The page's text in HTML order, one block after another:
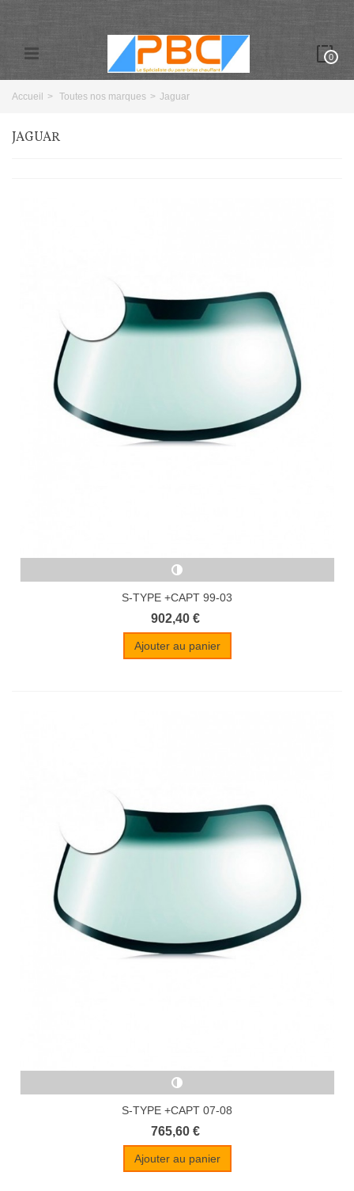
0
Accueil > Toutes nos marques > Jaguar
JAGUAR
S-TYPE +CAPT 99-03
902,40 €
Ajouter au panier
S-TYPE +CAPT 07-08
765,60 €
Ajouter au panier